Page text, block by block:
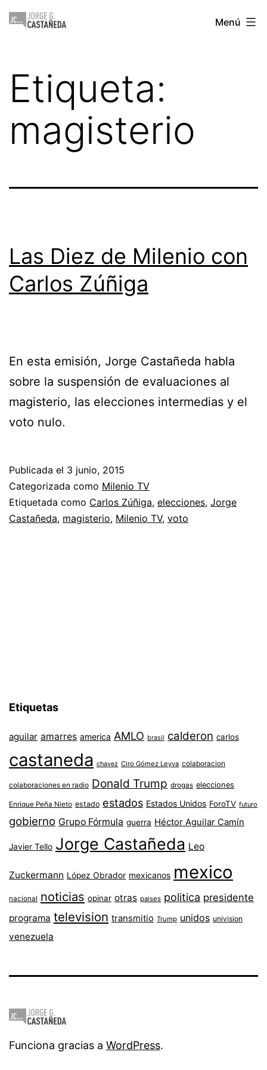
Saltar
Jorge
Menú
Etiqueta:
magisterio
Las Diez de Milenio con
Carlos Zúñiga
En esta emisión, Jorge Castañeda habla
sobre la suspensión de evaluaciones al
magisterio, las elecciones intermedias y el
voto nulo.
Publicada el 3 junio, 2015
Categorizada como Milenio TV
Etiquetada como Carlos Zúñiga, elecciones, Jorge
Castañeda, magisterio, Milenio TV, voto
Etiquetas
aguilar amarres america AMLO brasil calderon carlos
castaneda chavez Ciro Gómez Leyva colaboracion
colaboraciones en radio Donald Trump drogas elecciones
Enrique Peña Nieto estado estados Estados Unidos ForoTV futuro
gobierno Grupo Fórmula guerra Héctor Aguilar Camín
Javier Tello Jorge Castañeda Leo
Zuckermann López Obrador mexicanos mexico
nacional noticias opinar otras paises politica presidente
programa television transmitio Trump unidos univision
venezuela
Funciona gracias a WordPress.